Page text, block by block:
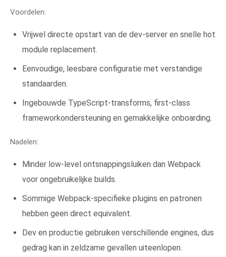
Voordelen:
Vrijwel directe opstart van de dev-server en snelle hot
module replacement.
Eenvoudige, leesbare configuratie met verstandige
standaarden.
Ingebouwde TypeScript-transforms, first-class
frameworkondersteuning en gemakkelijke onboarding.
Nadelen:
Minder low-level ontsnappingsluiken dan Webpack
voor ongebruikelijke builds.
Sommige Webpack-specifieke plugins en patronen
hebben geen direct equivalent.
Dev en productie gebruiken verschillende engines, dus
gedrag kan in zeldzame gevallen uiteenlopen.